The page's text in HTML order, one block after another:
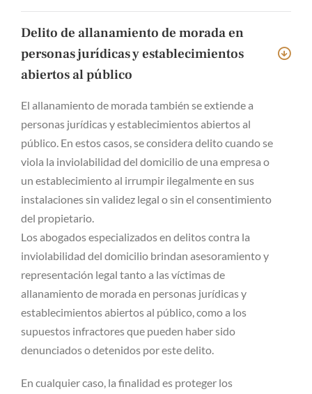
Delito de allanamiento de morada en
personas jurídicas y establecimientos
abiertos al público
El allanamiento de morada también se extiende a
personas jurídicas y establecimientos abiertos al
público. En estos casos, se considera delito cuando se
viola la inviolabilidad del domicilio de una empresa o
un establecimiento al irrumpir ilegalmente en sus
instalaciones sin validez legal o sin el consentimiento
del propietario.
Los abogados especializados en delitos contra la
inviolabilidad del domicilio brindan asesoramiento y
representación legal tanto a las víctimas de
allanamiento de morada en personas jurídicas y
establecimientos abiertos al público, como a los
supuestos infractores que pueden haber sido
denunciados o detenidos por este delito.
En cualquier caso, la finalidad es proteger los